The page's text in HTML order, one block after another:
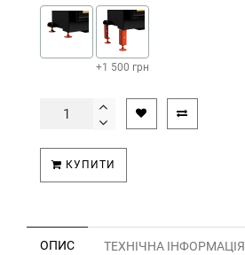
+1 500 грн
КУПИТИ
ОПИС ТЕХНІЧНА ІНФОРМАЦІЯ